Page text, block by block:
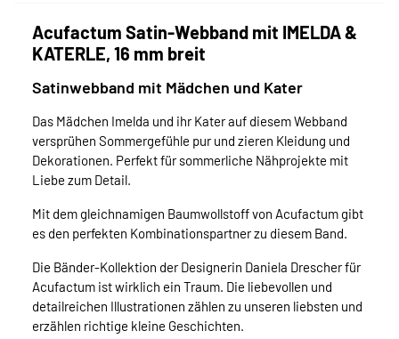
Acufactum Satin-Webband mit IMELDA &
KATERLE, 16 mm breit
Satinwebband mit Mädchen und Kater
Das Mädchen Imelda und ihr Kater auf diesem Webband
versprühen Sommergefühle pur und zieren Kleidung und
Dekorationen. Perfekt für sommerliche Nähprojekte mit
Liebe zum Detail.
Mit dem gleichnamigen Baumwollstoff von Acufactum gibt
es den perfekten Kombinationspartner zu diesem Band.
Die Bänder-Kollektion der Designerin Daniela Drescher für
Acufactum ist wirklich ein Traum. Die liebevollen und
detailreichen Illustrationen zählen zu unseren liebsten und
erzählen richtige kleine Geschichten.